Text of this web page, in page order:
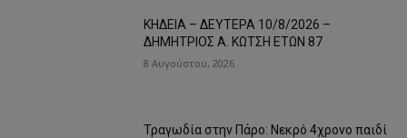
ΚΗΔΕΙΑ – ΔΕΥΤΕΡΑ 10/8/2026 –
ΔΗΜΗΤΡΙΟΣ Α. ΚΩΤΣΗ ΕΤΩΝ 87
8 Αυγούστου, 2026
Τραγωδία στην Πάρο: Νεκρό 4χρονο παιδί